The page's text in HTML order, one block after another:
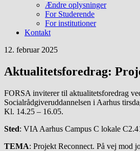
Ændre oplysninger
For Studerende
For institutioner
Kontakt
12. februar 2025
Aktualitetsforedrag:
FORSA inviterer til aktualitetsforedrag
Socialrådgiveruddannelsen i Aarhus
Kl. 14.25 – 16.05.
Sted: VIA Aarhus Campus C lokale
TEMA: Projekt Reconnect. På vej mod